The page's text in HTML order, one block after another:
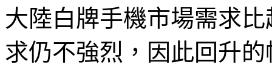
大陸白牌手機市場需求
求仍不強烈，因此回升